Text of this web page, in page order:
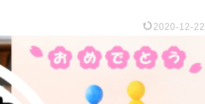
2020-12-22